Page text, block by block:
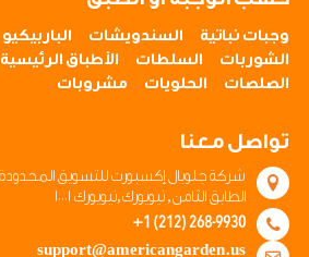
وجبات نباتية السندويشات الباربيكيو
الشوربات
السلطات الأطباق الرئيسية
الصلصات
الحلويات مشروبات
تواصل معنا
الطابق الثامن, نيويورك,نيويورك ١٠٠٠١
+1 (212) 268-9930
support@americangarden.us